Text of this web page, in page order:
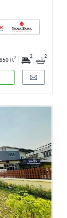
850 ft2 2 2